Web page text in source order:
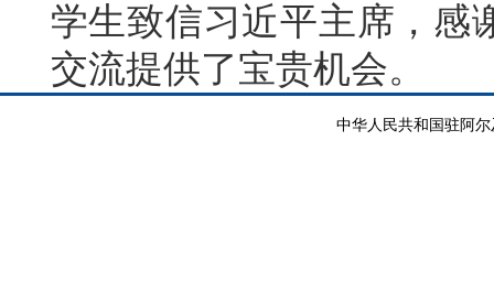
学生致信习近平主席，感
交流提供了宝贵机会。
中华人民共和国驻阿